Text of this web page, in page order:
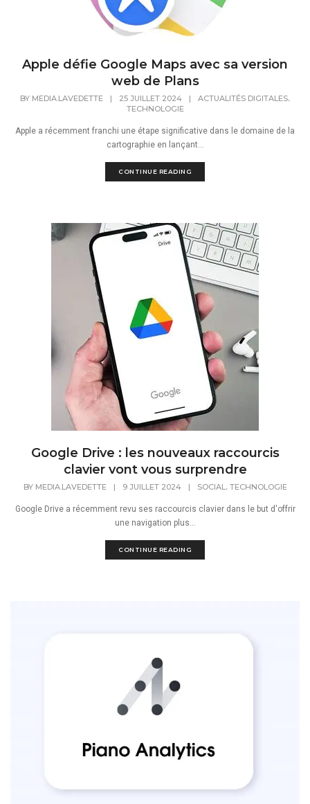
Apple défie Google Maps avec sa version
web de Plans
BY MEDIA.LAVEDETTE | 25 JUILLET 2024 | ACTUALITÉS DIGITALES,
TECHNOLOGIE
Apple a récemment franchi une étape significative dans le domaine de la
cartographie en lançant...
CONTINUE READING
Google Drive : les nouveaux raccourcis
clavier vont vous surprendre
BY MEDIA.LAVEDETTE | 9 JUILLET 2024 | SOCIAL, TECHNOLOGIE
Google Drive a récemment revu ses raccourcis clavier dans le but d'offrir
une navigation plus...
CONTINUE READING